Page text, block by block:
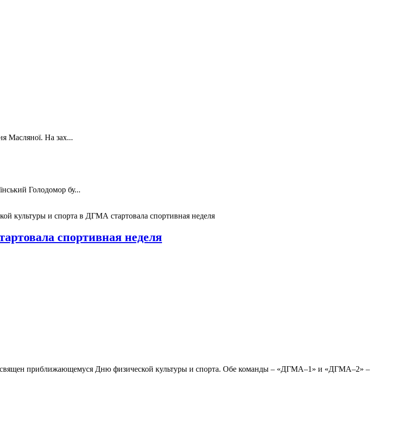
Масляної. На зах...
Голодомор бу...
культуры и спорта в ДГМА стартовала спортивная неделя
спортивная неделя
приближающемуся Дню физической культуры и спорта. Обе команды – «ДГМА–1» и «ДГМА–2» –